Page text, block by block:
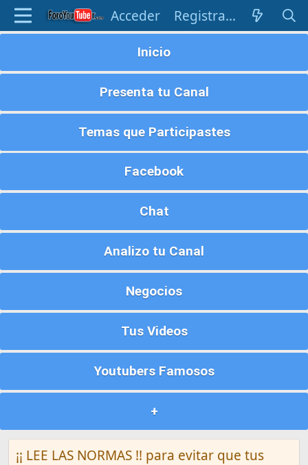
Acceder Registrarse
Inicio
Presenta tu Canal
Temas que Participastes
Facebook
Chat
Analizo tu Canal
Negocios
Tus Videos
Youtubers Famosos
+
¡¡ LEE LAS NORMAS !! para evitar que tus